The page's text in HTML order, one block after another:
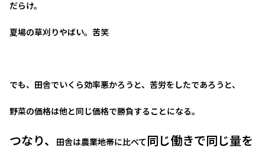
だらけ。
夏場の草刈りやばい。苦笑
でも、田舎でいくら効率悪かろうと、苦労をしたであろうと、
野菜の価格は他と同じ価格で勝負することになる。
つなり、 田舎は農業地帯に比べて同じ働きで同じ量を